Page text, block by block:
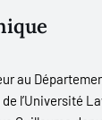
au
l’Université